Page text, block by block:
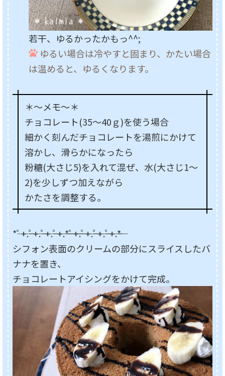
若干、ゆるかったかもっ^^;
ゆるい場合は冷やすと固まり、かたい場合
は温めると、ゆるくなります。
＊～メモ～＊
チョコレート(35～40ｇ)を使う場合
細かく刻んだチョコレートを湯煎にかけて
溶かし、滑らかになったら
粉糖(大さじ5)を入れて混ぜ、水(大さじ1～
2)を少しずつ加えながら
かたさを調整する。
*――ﾟ+.――ﾟ+.――ﾟ+.――ﾟ+.――*――ﾟ+.――ﾟ+.――ﾟ+.――ﾟ+.――*
シフォン表面のクリームの部分にスライスしたバ
ナナを置き、
チョコレートアイシングをかけて完成。